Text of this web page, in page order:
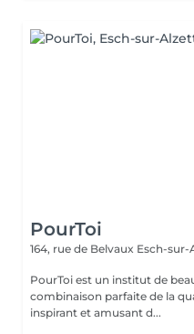
PourToi
164, rue de Belvaux Esch-sur-
PourToi est un institut de
combinaison parfaite de la
inspirant et amusant d...